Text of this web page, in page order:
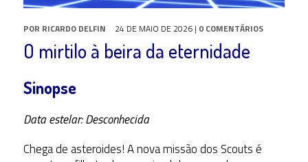
POR RICARDO DELFIN 24 DE MAIO DE 2026| 0 COMENTÁRIOS
O mirtilo à beira da eternidade
Sinopse
Data estelar: Desconhecida
Chega de asteroides! A nova missão dos Scouts é